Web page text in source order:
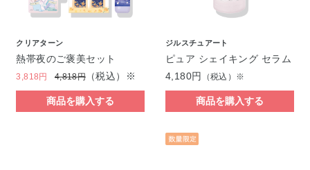
クリアターン
熱帯夜のご褒美セット
3,818円 4,818円 （税込）※
商品を購入する
ジルスチュアート
ピュア シェイキング セラム
4,180円
（税込）※
商品を購入する